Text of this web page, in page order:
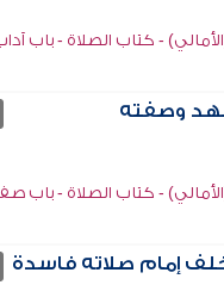
- كتاب الصلاة - باب
وصفته
- كتاب الصلاة - باب
إمام صلاته فاسدة